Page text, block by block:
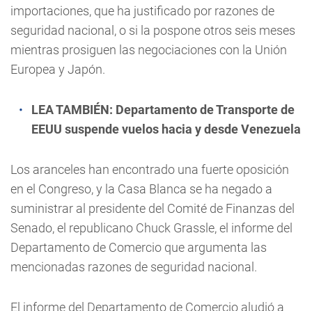
importaciones, que ha justificado por razones de
seguridad nacional, o si la pospone otros seis meses
mientras prosiguen las negociaciones con la Unión
Europea y Japón.
LEA TAMBIÉN: Departamento de Transporte de
EEUU suspende vuelos hacia y desde Venezuela
Los aranceles han encontrado una fuerte oposición
en el Congreso, y la Casa Blanca se ha negado a
suministrar al presidente del Comité de Finanzas del
Senado, el republicano Chuck Grassle, el informe del
Departamento de Comercio que argumenta las
mencionadas razones de seguridad nacional.
El informe del Departamento de Comercio aludió a